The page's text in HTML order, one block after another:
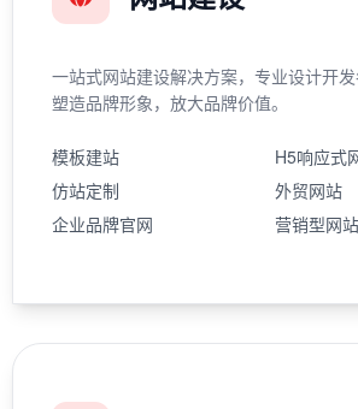
一站式网站建设解决方案，专业设计开发
塑造品牌形象，放大品牌价值。
模板建站
H5响应式
仿站定制
外贸网站
企业品牌官网
营销型网